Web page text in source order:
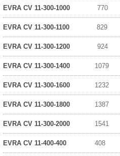
EVRA CV 11-300-1000 770
EVRA CV 11-300-1100 829
EVRA CV 11-300-1200 924
EVRA CV 11-300-1400 1079
EVRA CV 11-300-1600 1232
EVRA CV 11-300-1800 1387
EVRA CV 11-300-2000 1541
EVRA CV 11-400-400 408